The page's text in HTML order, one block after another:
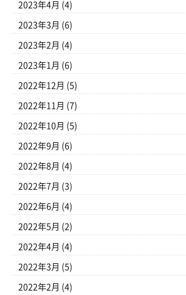
2023年4月 (4)
2023年3月 (6)
2023年2月 (4)
2023年1月 (6)
2022年12月 (5)
2022年11月 (7)
2022年10月 (5)
2022年9月 (6)
2022年8月 (4)
2022年7月 (3)
2022年6月 (4)
2022年5月 (2)
2022年4月 (4)
2022年3月 (5)
2022年2月 (4)